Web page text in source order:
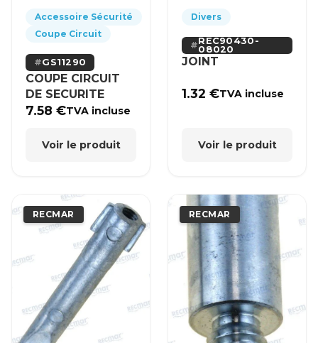
Accessoire Sécurité
Coupe Circuit
GS11290
COUPE CIRCUIT
DE SECURITE
7.58€TVA incluse
Voir le produit
Divers
REC90430-
08020
JOINT
1.32€TVA incluse
Voir le produit
RECMAR RECMAR